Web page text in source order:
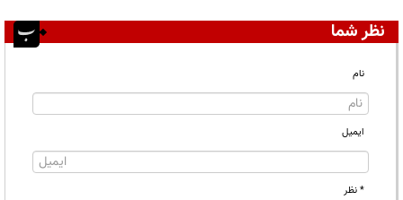
نظر شما
نام
ایمیل
* نظر